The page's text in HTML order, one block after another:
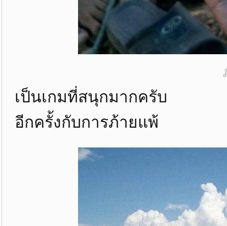
เป็นเกมที่สนุกมากครับ
อีกครั้งกับการภ้ายแพ้